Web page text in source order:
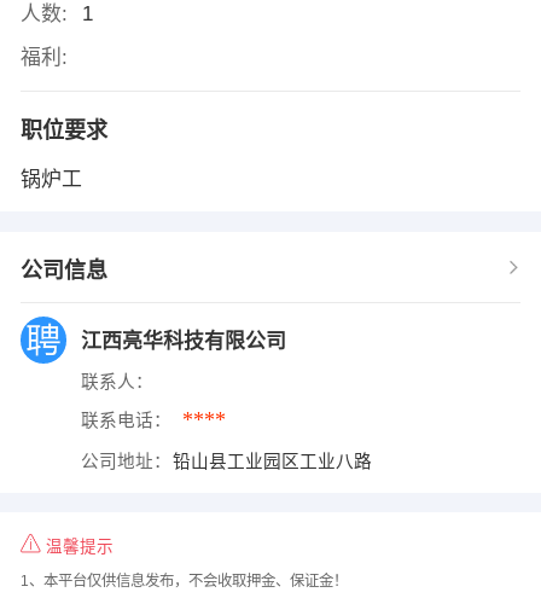
人数:
1
福利:
职位要求
锅炉工
公司信息
江西亮华科技有限公司
联系人：
联系电话： ****
公司地址： 铅山县工业园区工业八路
温馨提示
1、本平台仅供信息发布，不会收取押金、保证金！